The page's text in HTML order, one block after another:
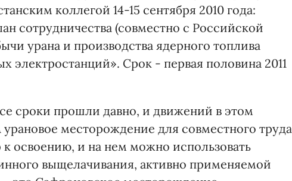
коллегой 14-15 сентября 2010 года:
сотрудничества (совместно с Российской
урана и производства ядерного топлива
электростанций». Срок - первая половина 2011
сроки прошли давно, и движений в этом
месторождение для совместного труда
к освоению, и на нем можно использовать
выщелачивания, активно применяемой